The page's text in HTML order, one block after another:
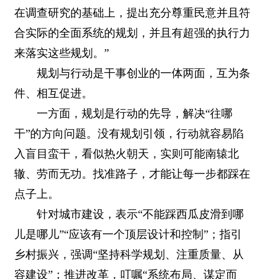
在调查研究的基础上，提出充分尊重民意并且符
合实际的全面系统的规划，并且有超强的执行力
来落实这些规划。”
规划与行动是干事创业的一体两面，互为条
件、相互促进。
一方面，规划是行动的先导，解决“往哪
干”的方向问题。没有规划引领，行动就容易陷
入盲目蛮干，看似热火朝天，实则可能南辕北
辙、劳而无功。找准路子，才能让每一步都踩在
点子上。
针对城市建设，表示“不能踩西瓜皮滑到哪
儿是哪儿”“应该有一个顶层设计和控制”；指引
乡村振兴，强调“坚持科学规划、注重质量、从
容建设”；推进改革，叮嘱“系统布局、谋定而